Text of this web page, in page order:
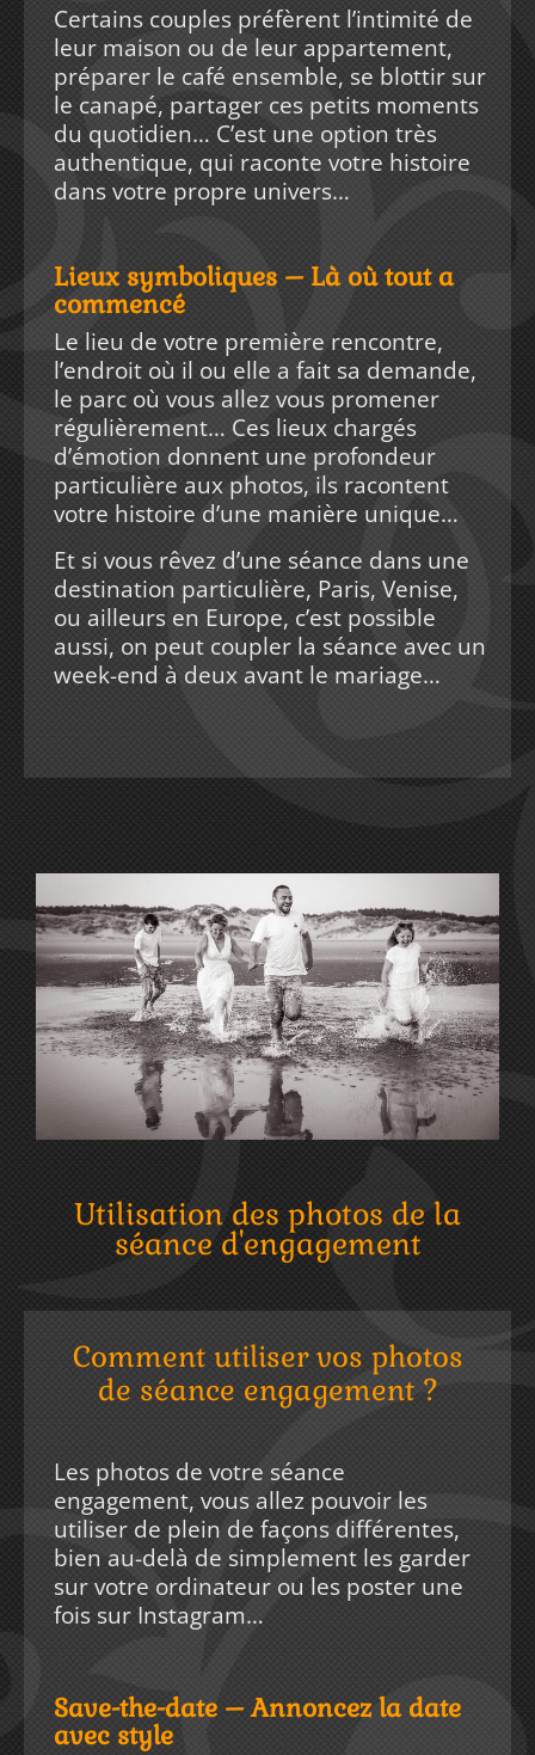
Certains couples préfèrent l’intimité de
leur maison ou de leur appartement,
préparer le café ensemble, se blottir sur
le canapé, partager ces petits moments
du quotidien… C’est une option très
authentique, qui raconte votre histoire
dans votre propre univers…
Lieux symboliques – Là où tout a
commencé
Le lieu de votre première rencontre,
l’endroit où il ou elle a fait sa demande,
le parc où vous allez vous promener
régulièrement… Ces lieux chargés
d’émotion donnent une profondeur
particulière aux photos, ils racontent
votre histoire d’une manière unique…
Et si vous rêvez d’une séance dans une
destination particulière, Paris, Venise,
ou ailleurs en Europe, c’est possible
aussi, on peut coupler la séance avec un
week-end à deux avant le mariage…
Utilisation des photos de la
séance d'engagement
Comment utiliser vos photos
de séance engagement ?
Les photos de votre séance
engagement, vous allez pouvoir les
utiliser de plein de façons différentes,
bien au-delà de simplement les garder
sur votre ordinateur ou les poster une
fois sur Instagram…
Save-the-date – Annoncez la date
avec style